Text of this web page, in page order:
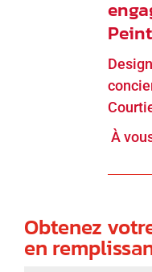
À
Obtenez
en